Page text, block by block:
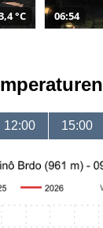
°C 06:54
12:00 15:00